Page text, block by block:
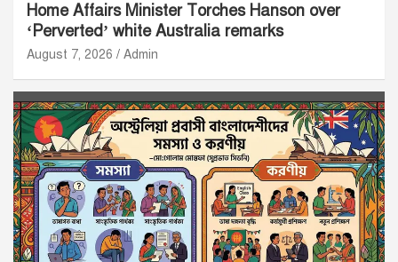
Home Affairs Minister Torches Hanson over
‘Perverted’ white Australia remarks
August 7, 2026 Admin